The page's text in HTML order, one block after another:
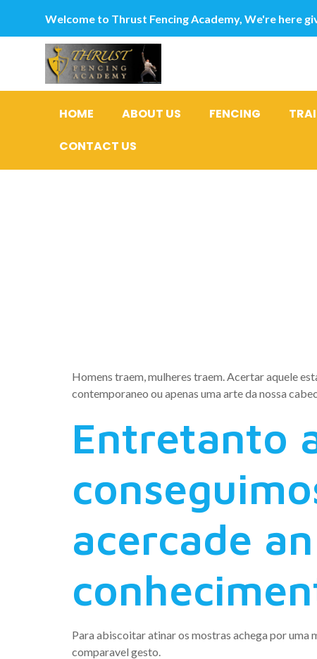
Welcome to Thrust Fencing Academy, We're here
HOME ABOUT US FENCING
CONTACT US
Homens traem, mulheres traem. Acertar aquele
contemporaneo ou apenas uma arte da nossa
Entretanto
acercade
Para abiscoitar atinar os mostras achega por uma
comparavel gesto.